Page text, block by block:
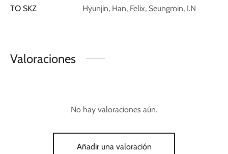
TO SKZ
Hyunjin, Han, Felix, Seungmin, I.N
Valoraciones
No hay valoraciones aún.
Añadir una valoración